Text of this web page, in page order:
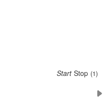
Start Stop (5)